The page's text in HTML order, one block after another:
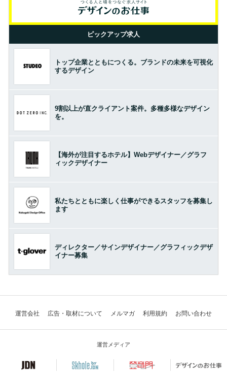
ピックアップ求人
トップ企業とともにつくる。ブランドの未来を可視化
するデザイン
9割以上が直クライアント案件。多種多様なデザイン
を。
【海外が注目するホテル】Webデザイナー／グラフ
ィックデザイナー
私たちとともに楽しく仕事ができるスタッフを募集し
ます
ディレクター／サインデザイナー／グラフィックデザ
イナー募集
運営会社 広告・取材について メルマガ 利用規約 お問い合わせ
運営メディア